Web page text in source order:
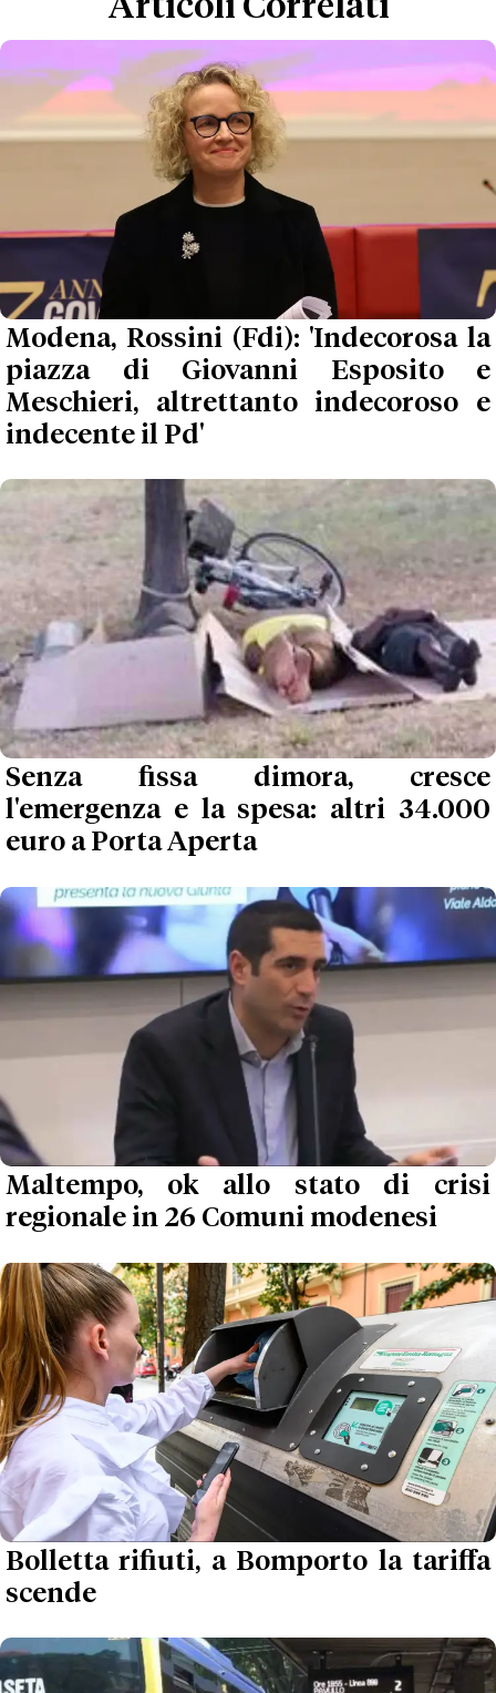
Articoli Correlati
Modena, Rossini (Fdi): 'Indecorosa la
piazza di Giovanni Esposito e
Meschieri, altrettanto indecoroso e
indecente il Pd'
Senza fissa dimora, cresce
l'emergenza e la spesa: altri 34.000
euro a Porta Aperta
Maltempo, ok allo stato di crisi
regionale in 26 Comuni modenesi
Bolletta rifiuti, a Bomporto la tariffa
scende